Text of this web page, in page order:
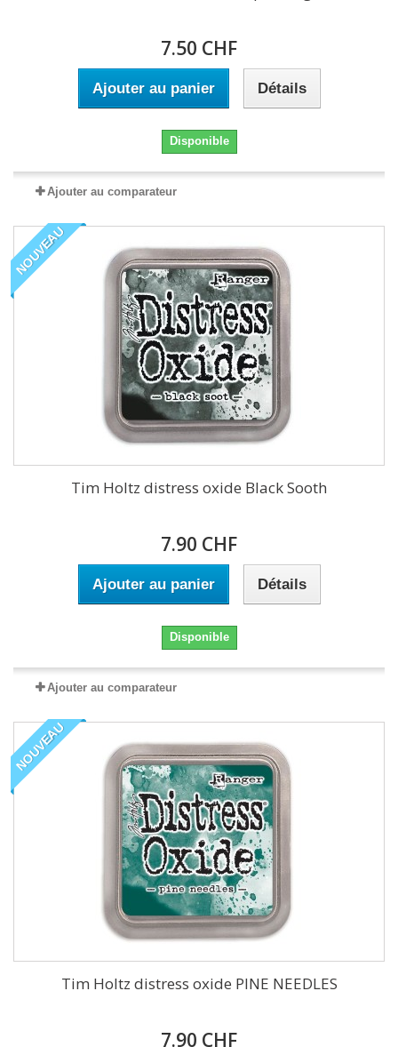
7.50 CHF
Ajouter au panier Détails
Disponible
Ajouter au comparateur
NOUVEAU
Tim Holtz distress oxide Black Sooth
7.90 CHF
Ajouter au panier Détails
Disponible
Ajouter au comparateur
NOUVEAU
Tim Holtz distress oxide PINE NEEDLES
7.90 CHF